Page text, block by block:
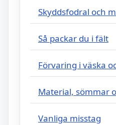
Skyddsfodral och
Så packar du i fält
Förvaring i väska
Material, sömmar
Vanliga misstag